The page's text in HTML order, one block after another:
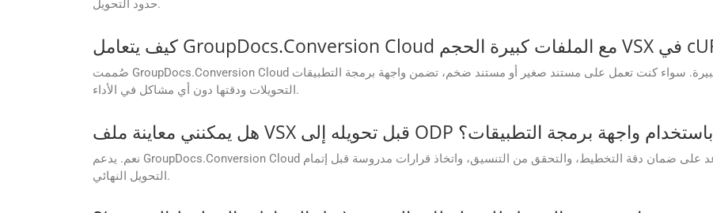
حدود التحويل.
صُممت GroupDocs.Conversion Cloud للتعامل بسلاسة مع الملفات الكبيرة. سواء كنت تعمل على مستند صغير أو مستند ضخم، تضمن واجهة برمجة التطبيقات (API) سرعة
التحويلات ودقتها دون أي مشاكل في الأداء.
هل يمكنني معاينة ملف VSX قبل تحويله إلى ODP باستخدام واجهة برمجة التطبيقات؟
نعم. يدعم GroupDocs.Conversion Cloud ميزة معاينة المستندات قبل التحويل. هذا يساعد على ضمان دقة التخطيط، والتحقق من التنسيق، واتخاذ قرارات مدروسة قبل إتمام
التحويل النهائي.